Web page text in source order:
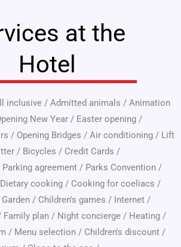
at the
Hotel
inclusive / Admitted animals / Animation
New Year / Easter opening /
/ Opening Bridges / Air conditioning / Lift
/ Bicycles / Credit Cards /
Parking agreement / Parks Convention /
Dietary cooking / Cooking for coeliacs /
Garden / Children's games / Internet /
Family plan / Night concierge / Heating /
/ Menu selection / Children's discount /